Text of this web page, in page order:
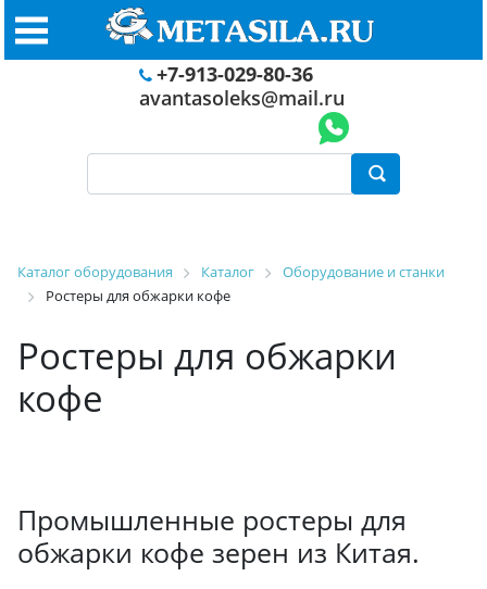
+7-913-029-80-36
avantasoleks@mail.ru
Каталог оборудования Каталог
Оборудование и станки
Ростеры для обжарки кофе
Ростеры для обжарки
кофе
Промышленные ростеры для
обжарки кофе зерен из Китая.